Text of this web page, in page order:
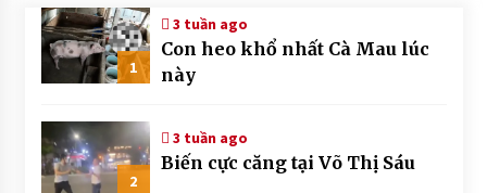
1
3 tuần ago
Con heo khổ nhất Cà Mau lúc
này
2
3 tuần ago
Biến cực căng tại Võ Thị Sáu